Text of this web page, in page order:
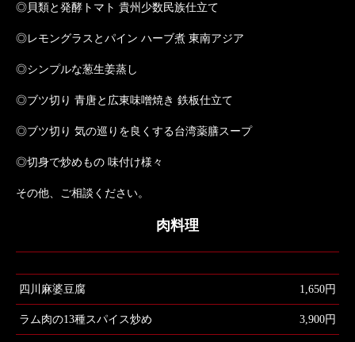
◎貝類と発酵トマト 貴州少数民族仕立て
◎レモングラスとパイン ハーブ煮 東南アジア
◎シンプルな葱生姜蒸し
◎ブツ切り 青唐と広東味噌焼き 鉄板仕立て
◎ブツ切り 気の巡りを良くする台湾薬膳スープ
◎切身で炒めもの 味付け様々
その他、ご相談ください。
肉料理
四川麻婆豆腐 1,650円
ラム肉の13種スパイス炒め 3,900円